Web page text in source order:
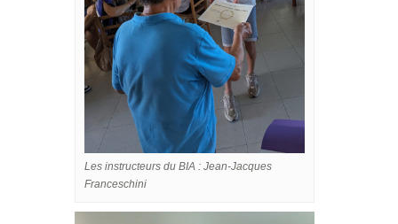
Les instructeurs du BIA : Jean-Jacques
Franceschini